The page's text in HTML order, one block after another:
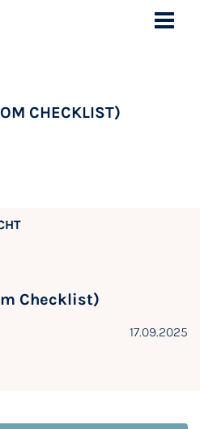
CHECKLIST)
Checklist)
17.09.2025